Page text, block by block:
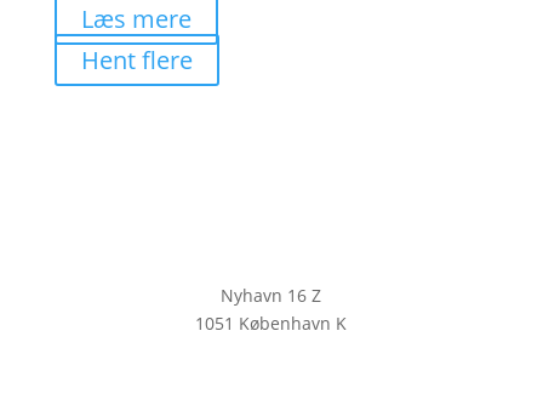
Læs mere
Hent flere
Nyhavn 16 Z
1051 København K